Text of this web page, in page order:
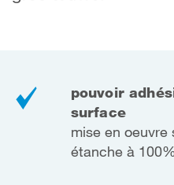
pouvoir
surface
mise en
étanche à